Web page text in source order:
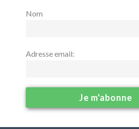
Nom
Adresse email: